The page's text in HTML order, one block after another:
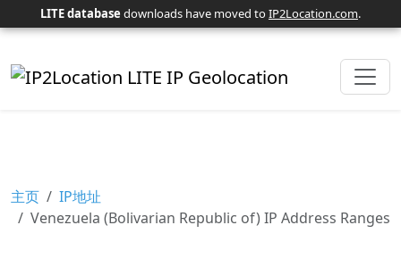
LITE database downloads have moved toIP2Location.com.
主页
IP地址
Venezuela (Bolivarian Republic of) IP Address Ranges